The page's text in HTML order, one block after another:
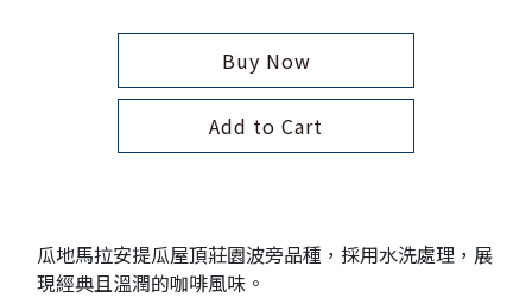
Buy Now
Add to Cart
瓜地馬拉安提瓜屋頂莊園波旁品種，採用水洗處理，展
現經典且溫潤的咖啡風味。